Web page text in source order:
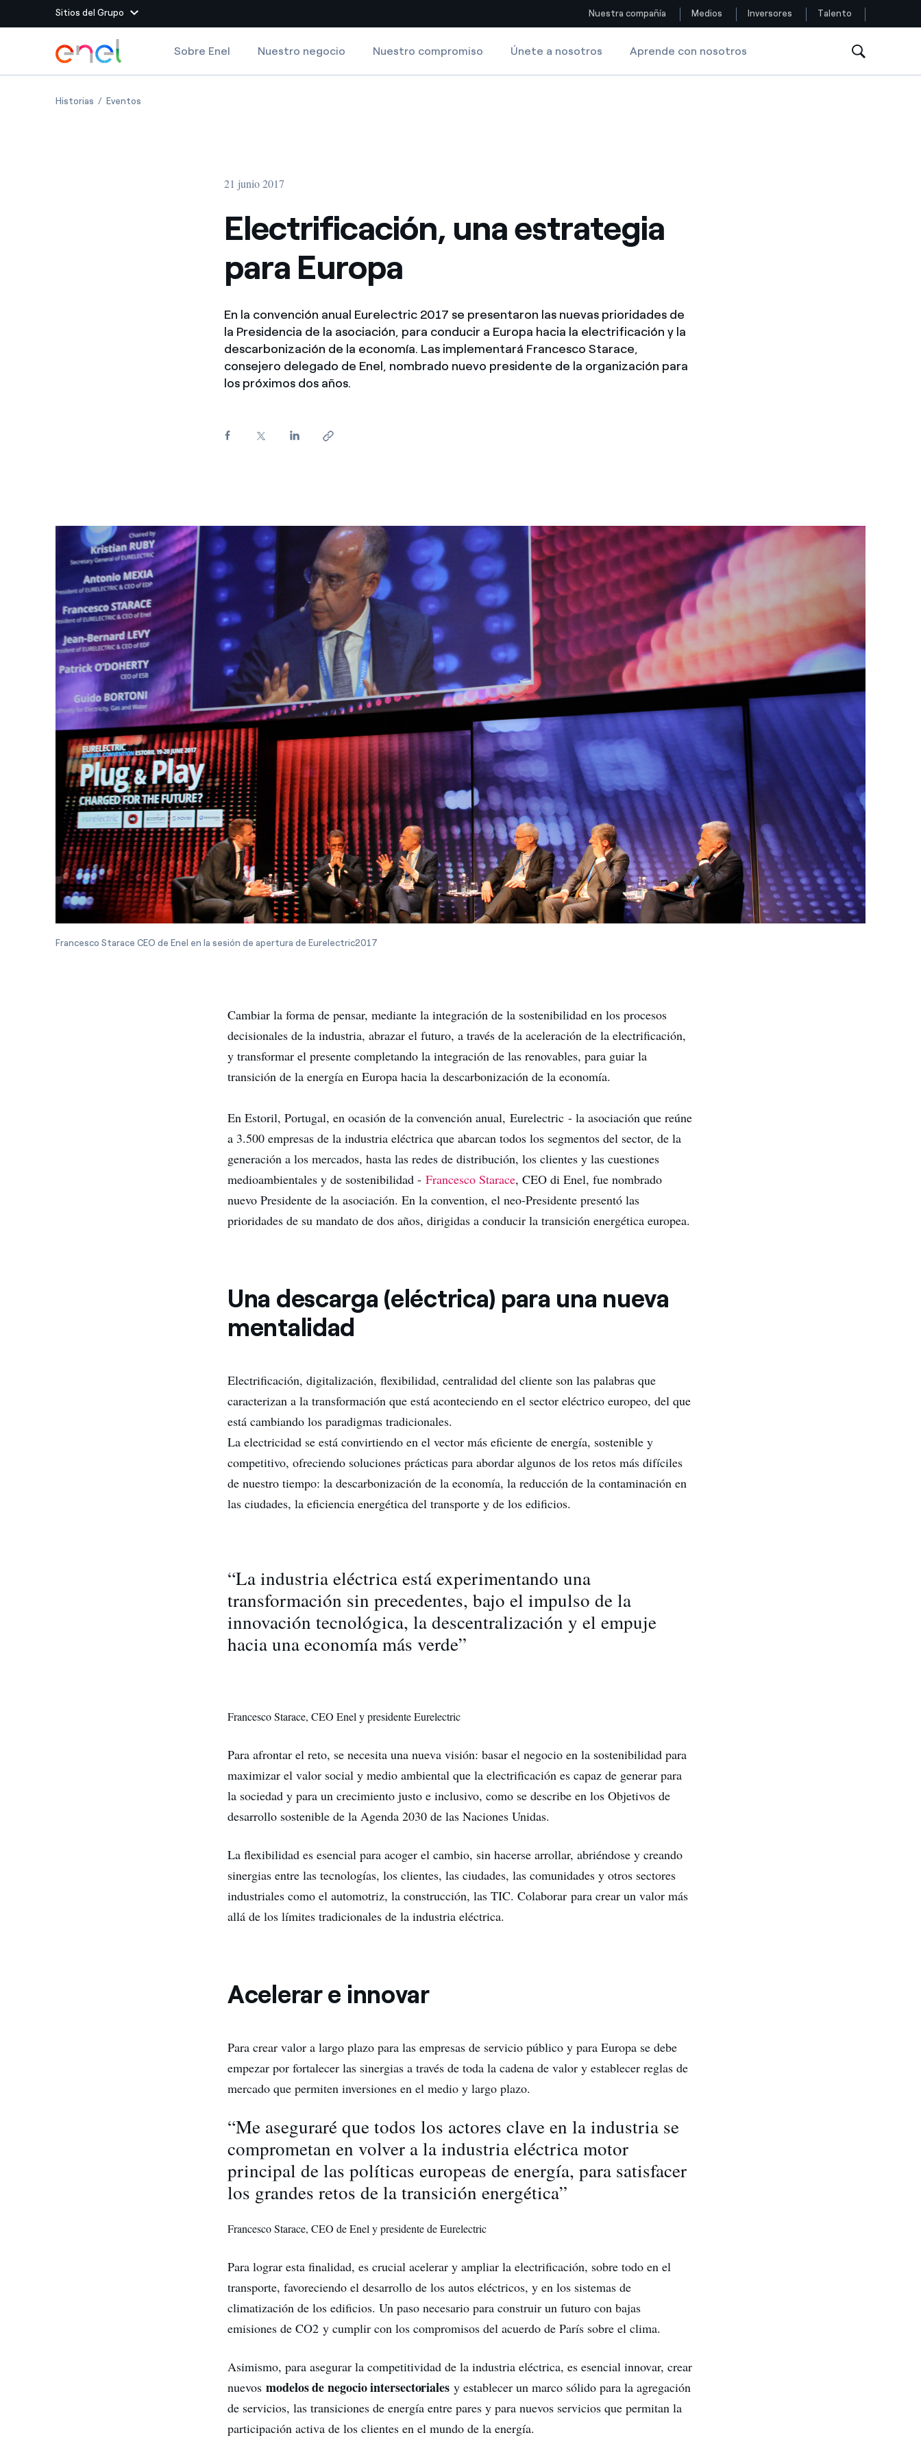
Sitios del Grupo
Sitios del Grupo
Innovability® para impulsar el futuro
Maximizamos la creación de valor gracias a la
relación con nuestros proveedores
La plataforma de conocimiento para un mundo de
Apoyamos las iniciativas de las ONG
Formas de denunciar por infracción de nuestras
políticas
Sitios del país
Colombia
México
Norteamérica
Siga con nosotros
Dirígete al contenido principal
Nuestra compañía Medios Inversores Talento
Sobre Enel Nuestro negocio Nuestro compromiso Únete a nosotros Aprende con nosotros
HistoriasElectrificación, una estrategia para Europa
Eventos
21 junio 2017
Electrificación, una estrategia
para Europa
En la convención anual Eurelectric 2017 se presentaron las nuevas prioridades de
la Presidencia de la asociación, para conducir a Europa hacia la electrificación y la
descarbonización de la economía. Las implementará Francesco Starace,
consejero delegado de Enel, nombrado nuevo presidente de la organización para
los próximos dos años.
Francesco Starace CEO de Enel en la sesión de apertura de Eurelectric2017
Cambiar la forma de pensar, mediante la integración de la sostenibilidad en los procesos
decisionales de la industria, abrazar el futuro, a través de la aceleración de la electrificación,
y transformar el presente completando la integración de las renovables, para guiar la
transición de la energía en Europa hacia la descarbonización de la economía.
En Estoril, Portugal, en ocasión de la convención anual, Eurelectric - la asociación que reúne
a 3.500 empresas de la industria eléctrica que abarcan todos los segmentos del sector, de la
generación a los mercados, hasta las redes de distribución, los clientes y las cuestiones
medioambientales y de sostenibilidad -Francesco Starace, CEO di Enel, fue nombrado
nuevo Presidente de la asociación. En la convention, el neo-Presidente presentó las
prioridades de su mandato de dos años, dirigidas a conducir la transición energética europea.
Una descarga (eléctrica) para una nueva
mentalidad
Electrificación, digitalización, flexibilidad, centralidad del cliente son las palabras que
caracterizan a la transformación que está aconteciendo en el sector eléctrico europeo, del que
está cambiando los paradigmas tradicionales.
La electricidad se está convirtiendo en el vector más eficiente de energía, sostenible y
competitivo, ofreciendo soluciones prácticas para abordar algunos de los retos más difíciles
de nuestro tiempo: la descarbonización de la economía, la reducción de la contaminación en
las ciudades, la eficiencia energética del transporte y de los edificios.
“La industria eléctrica está experimentando una
transformación sin precedentes, bajo el impulso de la
innovación tecnológica, la descentralización y el empuje
hacia una economía más verde”
Francesco Starace, CEO Enel y presidente Eurelectric
Para afrontar el reto, se necesita una nueva visión: basar el negocio en la sostenibilidad para
maximizar el valor social y medio ambiental que la electrificación es capaz de generar para
la sociedad y para un crecimiento justo e inclusivo, como se describe en los Objetivos de
desarrollo sostenible de la Agenda 2030 de las Naciones Unidas.
La flexibilidad es esencial para acoger el cambio, sin hacerse arrollar, abriéndose y creando
sinergias entre las tecnologías, los clientes, las ciudades, las comunidades y otros sectores
industriales como el automotriz, la construcción, las TIC. Colaborar para crear un valor más
allá de los límites tradicionales de la industria eléctrica.
Acelerar e innovar
Para crear valor a largo plazo para las empresas de servicio público y para Europa se debe
empezar por fortalecer las sinergias a través de toda la cadena de valor y establecer reglas de
mercado que permiten inversiones en el medio y largo plazo.
“Me aseguraré que todos los actores clave en la industria se
comprometan en volver a la industria eléctrica motor
principal de las políticas europeas de energía, para satisfacer
los grandes retos de la transición energética”
Francesco Starace, CEO de Enel y presidente de Eurelectric
Para lograr esta finalidad, es crucial acelerar y ampliar la electrificación, sobre todo en el
transporte, favoreciendo el desarrollo de los autos eléctricos, y en los sistemas de
climatización de los edificios. Un paso necesario para construir un futuro con bajas
emisiones de CO2 y cumplir con los compromisos del acuerdo de París sobre el clima.
Asimismo, para asegurar la competitividad de la industria eléctrica, es esencial innovar, crear
nuevosmodelos de negocio intersectorialesy establecer un marco sólido para la agregación
de servicios, las transiciones de energía entre pares y para nuevos servicios que permitan la
participación activa de los clientes en el mundo de la energía.